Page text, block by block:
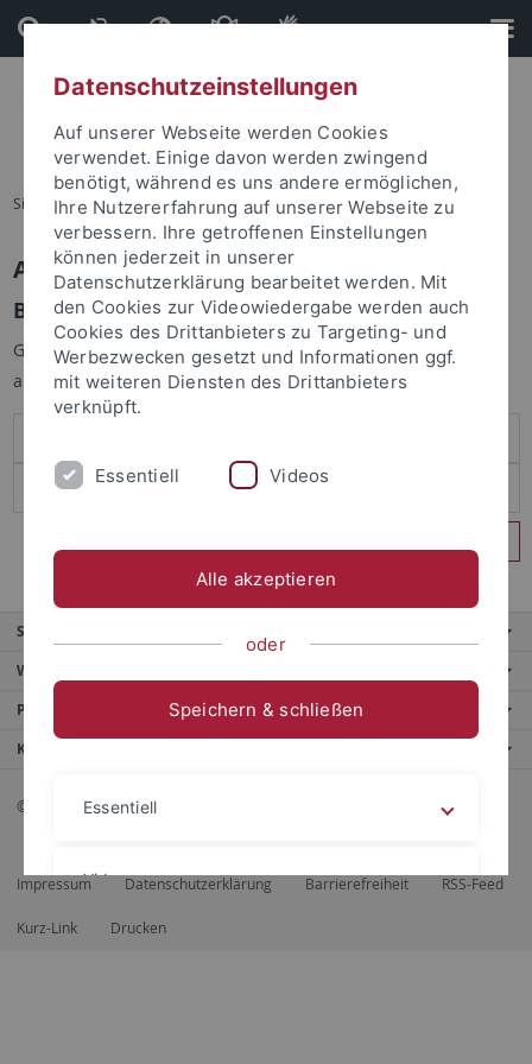
Direkt
zum
Inhalt
Direkt
zur
Fußleiste
Sie sind hier: Startseite
Anmelden
Benutzeranmeldung
Geben Sie Ihren Benutzernamen und Ihr Passwort an um sich
anzumelden:
Service
Weitere Angebote
Portale
Kontaktinfo
© 2026 Eberhard Karls Universität Tübingen, Tübingen
Impressum Datenschutzerklärung Barrierefreiheit RSS-Feed
Kurz-Link Drucken
Datenschutzeinstellungen
Auf unserer Webseite werden Cookies
verwendet. Einige davon werden zwingend
benötigt, während es uns andere ermöglichen,
Ihre Nutzererfahrung auf unserer Webseite zu
verbessern. Ihre getroffenen Einstellungen
können jederzeit in unserer
Datenschutzerklärung bearbeitet werden. Mit
den Cookies zur Videowiedergabe werden auch
Cookies des Drittanbieters zu Targeting- und
Werbezwecken gesetzt und Informationen ggf.
mit weiteren Diensten des Drittanbieters
verknüpft.
Essentiell Videos
Alle akzeptieren
oder
Speichern & schließen
Essentiell
Videos